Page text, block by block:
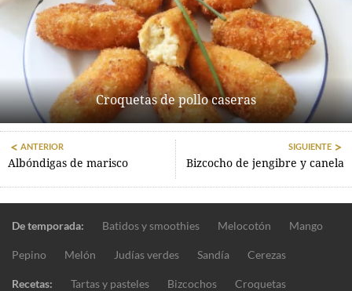
Croquetas de pollo caseras
ANTERIOR
Albóndigas de marisco
SIGUIENTE
Bizcocho de jengibre y canela
De temporada: Batidos y smoothies Melocotón Mango
Pepino Melón Judías verdes Sandía Cerezas
Recetas: Tartas y pasteles Bizcochos Croquetas